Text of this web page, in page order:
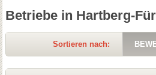
Betriebe in Hartberg-
Sortieren nach: